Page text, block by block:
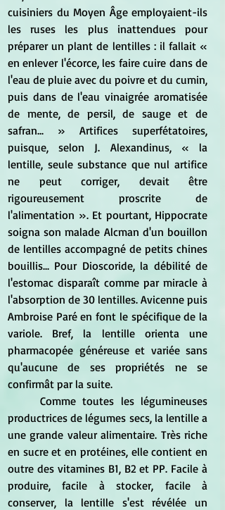
cuisiniers du Moyen Âge employaient-ils
les ruses les plus inattendues pour
préparer un plant de lentilles : il fallait «
en enlever l'écorce, les faire cuire dans de
l'eau de pluie avec du poivre et du cumin,
puis dans de l'eau vinaigrée aromatisée
de mente, de persil, de sauge et de
safran... » Artifices superfétatoires,
puisque, selon J. Alexandinus, « la
lentille, seule substance que nul artifice
ne peut corriger, devait être
rigoureusement proscrite de
l'alimentation ». Et pourtant, Hippocrate
soigna son malade Alcman d'un bouillon
de lentilles accompagné de petits chines
bouillis... Pour Dioscoride, la débilité de
l'estomac disparaît comme par miracle à
l'absorption de 30 lentilles. Avicenne puis
Ambroise Paré en font le spécifique de la
variole. Bref, la lentille orienta une
pharmacopée généreuse et variée sans
qu'aucune de ses propriétés ne se
confirmât par la suite.
productrices de légumes secs, la lentille a
une grande valeur alimentaire. Très riche
en sucre et en protéines, elle contient en
outre des vitamines B1, B2 et PP. Facile à
produire, facile à stocker, facile à
conserver, la lentille s'est révélée un